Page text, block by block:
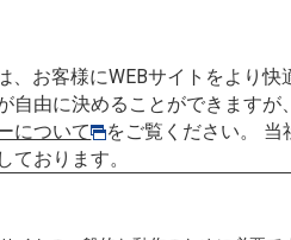
あき
、お客様にWEBサイトをより
自由に決めることができます
について
をご覧ください。
ております。